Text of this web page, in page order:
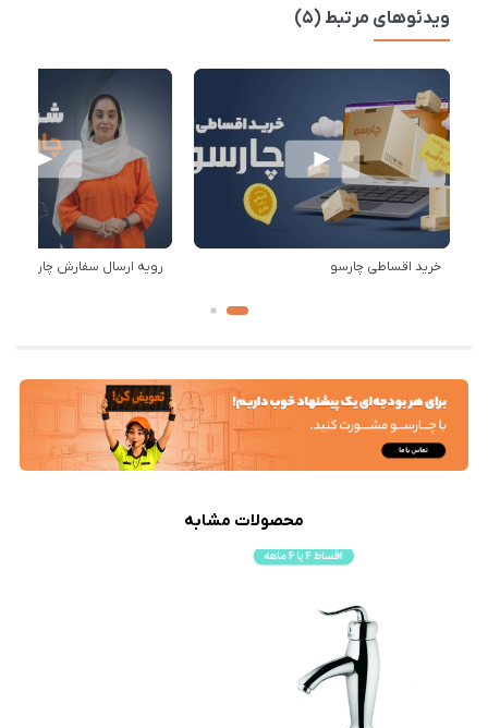
ویدئوهای مرتبط (5)
خرید اقساطی چارسو رویه ارسال سفارش چارسو
محصولات مشابه